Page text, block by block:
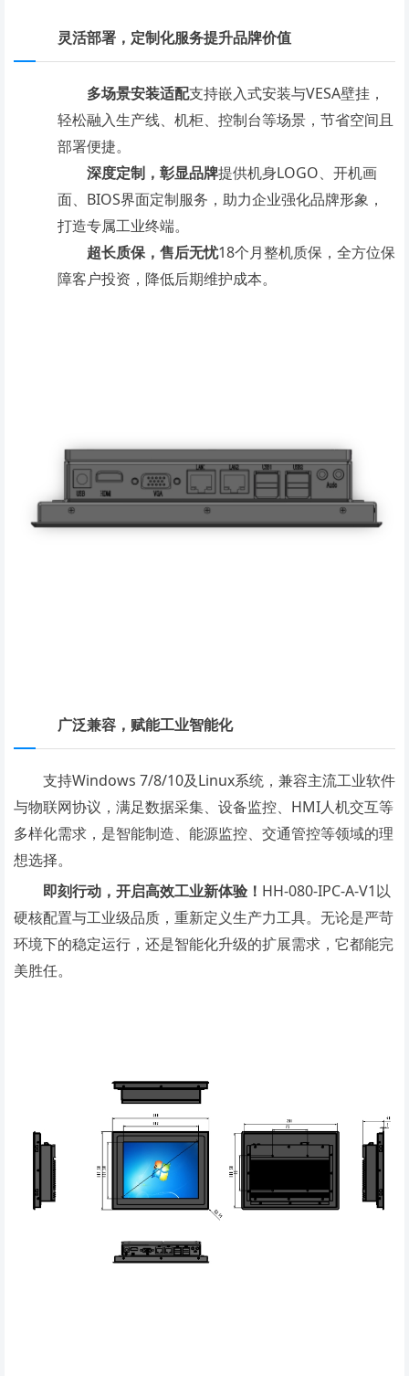
灵活部署，定制化服务提升品牌价值
多场景安装适配支持嵌入式安装与VESA壁挂，
轻松融入生产线、机柜、控制台等场景，节省空间且
部署便捷。
深度定制，彰显品牌提供机身LOGO、开机画
面、BIOS界面定制服务，助力企业强化品牌形象，
打造专属工业终端。
超长质保，售后无忧18个月整机质保，全方位保
障客户投资，降低后期维护成本。
广泛兼容，赋能工业智能化
支持Windows 7/8/10及Linux系统，兼容主流工业软件
与物联网协议，满足数据采集、设备监控、HMI人机交互等
多样化需求，是智能制造、能源监控、交通管控等领域的理
想选择。
即刻行动，开启高效工业新体验！ HH-080-IPC-A-V1以
硬核配置与工业级品质，重新定义生产力工具。无论是严苛
环境下的稳定运行，还是智能化升级的扩展需求，它都能完
美胜任。